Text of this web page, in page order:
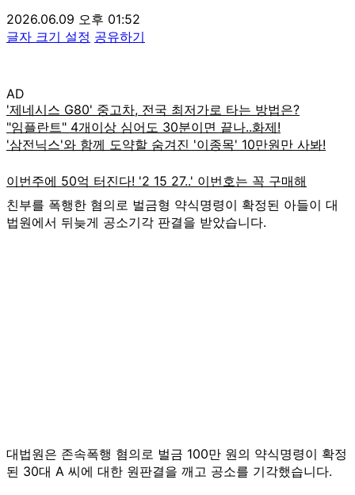
2026.06.09 오후 01:52
글자 크기 설정 공유하기
AD
친부를 폭행한 혐의로 벌금형 약식명령이 확정된 아들이 대
법원에서 뒤늦게 공소기각 판결을 받았습니다.
대법원은 존속폭행 혐의로 벌금 100만 원의 약식명령이 확정
된 30대 A 씨에 대한 원판결을 깨고 공소를 기각했습니다.